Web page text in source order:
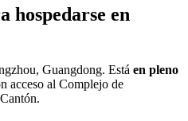
hospedarse en
Guangdong. Está en pleno
acceso al Complejo de